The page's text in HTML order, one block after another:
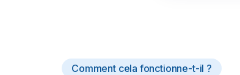
Comment cela fonctionne-t-il ?